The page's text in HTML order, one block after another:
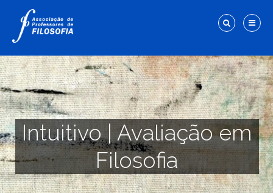
Intuitivo | Avaliação em
Filosofia